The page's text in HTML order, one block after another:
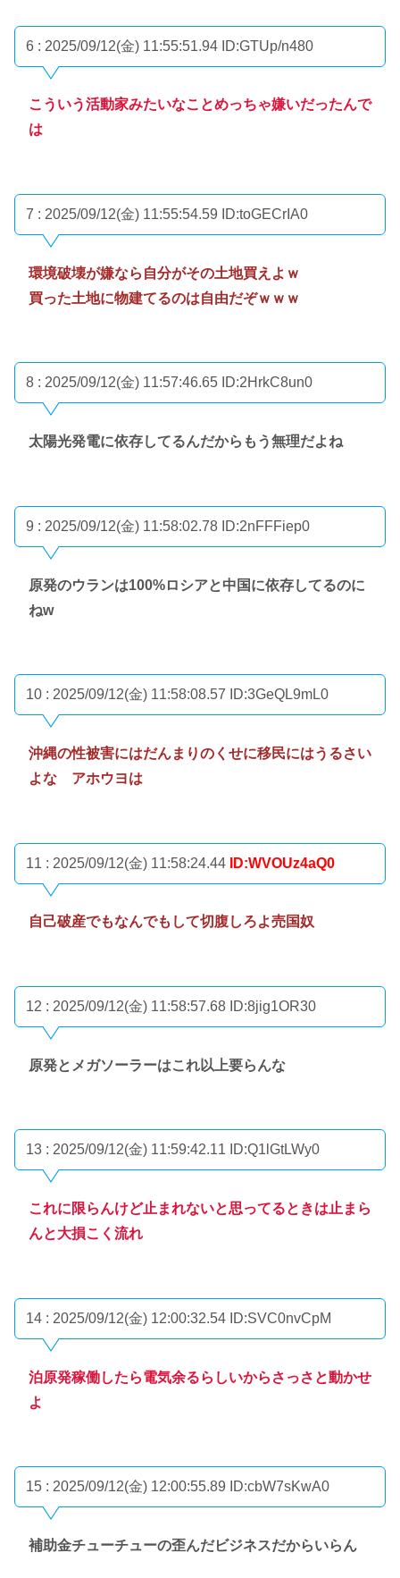
6 : 2025/09/12(金) 11:55:51.94 ID:GTUp/n480
こういう活動家みたいなことめっちゃ嫌いだったんで
は
7 : 2025/09/12(金) 11:55:54.59 ID:toGECrIA0
環境破壊が嫌なら自分がその土地買えよｗ
買った土地に物建てるのは自由だぞｗｗｗ
8 : 2025/09/12(金) 11:57:46.65 ID:2HrkC8un0
太陽光発電に依存してるんだからもう無理だよね
9 : 2025/09/12(金) 11:58:02.78 ID:2nFFFiep0
原発のウランは100%ロシアと中国に依存してるのに
ねw
10 : 2025/09/12(金) 11:58:08.57 ID:3GeQL9mL0
沖縄の性被害にはだんまりのくせに移民にはうるさい
よな アホウヨは
11 : 2025/09/12(金) 11:58:24.44 ID:WVOUz4aQ0
自己破産でもなんでもして切腹しろよ売国奴
12 : 2025/09/12(金) 11:58:57.68 ID:8jig1OR30
原発とメガソーラーはこれ以上要らんな
13 : 2025/09/12(金) 11:59:42.11 ID:Q1lGtLWy0
これに限らんけど止まれないと思ってるときは止まら
んと大損こく流れ
14 : 2025/09/12(金) 12:00:32.54 ID:SVC0nvCpM
泊原発稼働したら電気余るらしいからさっさと動かせ
よ
15 : 2025/09/12(金) 12:00:55.89 ID:cbW7sKwA0
補助金チューチューの歪んだビジネスだからいらん